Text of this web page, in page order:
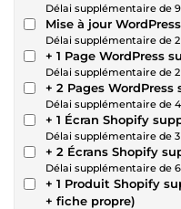
Délai supplémentaire de
Mise à jour WordPress
Délai supplémentaire de
+ 1 Page WordPress
Délai supplémentaire de
+ 2 Pages
Délai supplémentaire de
+ 1 Écran Shopify
Délai supplémentaire de
+ 2 Écrans Shopify
Délai supplémentaire de
+ 1 Produit Shopify
+ fiche propre)